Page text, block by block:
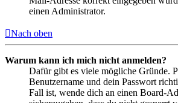
einen Administrator.
Nach oben
Warum kann ich mich nicht anmelden?
Dafür gibt es viele mögliche Gründe.
Benutzername und dein Passwort
Fall ist, wende dich an einen Board-